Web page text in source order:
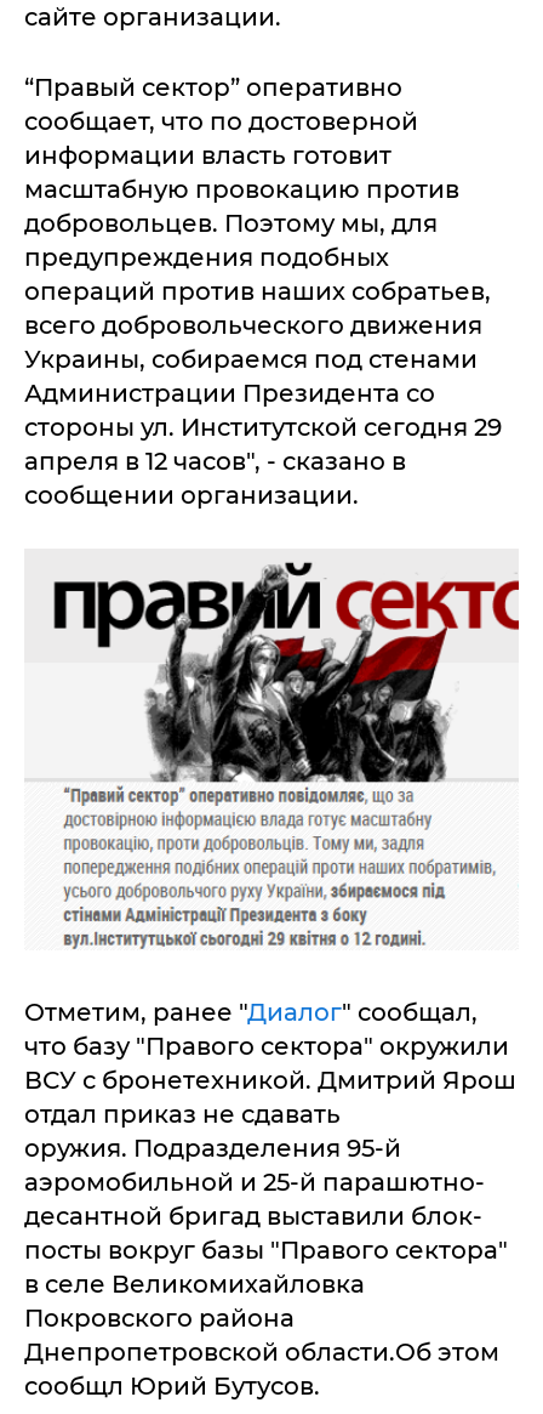
сайте организации.
“Правый сектор” оперативно
сообщает, что по достоверной
информации власть готовит
масштабную провокацию против
добровольцев. Поэтому мы, для
предупреждения подобных
операций против наших собратьев,
всего добровольческого движения
Украины, собираемся под стенами
Администрации Президента со
стороны ул. Институтской сегодня 29
апреля в 12 часов", - сказано в
сообщении организации.
Отметим, ранее "Диалог" сообщал,
что базу "Правого сектора" окружили
ВСУ с бронетехникой. Дмитрий Ярош
отдал приказ не сдавать
оружия. Подразделения 95-й
аэромобильной и 25-й парашютно-
десантной бригад выставили блок-
посты вокруг базы "Правого сектора"
в селе Великомихайловка
Покровского района
Днепропетровской области.Об этом
сообщл Юрий Бутусов.